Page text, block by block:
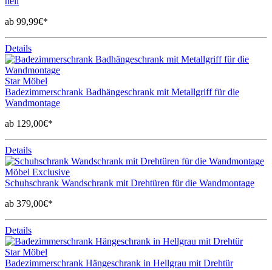
ab 99,99€*
Details
Star Möbel
Badezimmerschrank Badhängeschrank mit Metallgriff für die
Wandmontage
ab 129,00€*
Details
Möbel Exclusive
Schuhschrank Wandschrank mit Drehtüren für die Wandmontage
ab 379,00€*
Details
Star Möbel
Badezimmerschrank Hängeschrank in Hellgrau mit Drehtür